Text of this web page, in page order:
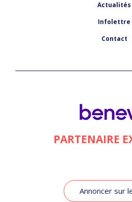
Actualités
Infolettre
Contact
PARTENAIRE
Annoncer sur